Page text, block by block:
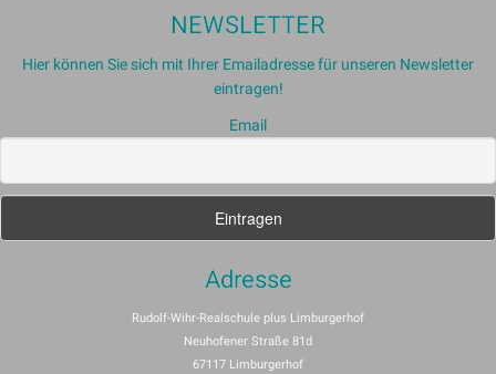
NEWSLETTER
Hier können Sie sich mit Ihrer Emailadresse für unseren Newsletter
eintragen!
Email
Adresse
Rudolf-Wihr-Realschule plus Limburgerhof
Neuhofener Straße 81d
67117 Limburgerhof